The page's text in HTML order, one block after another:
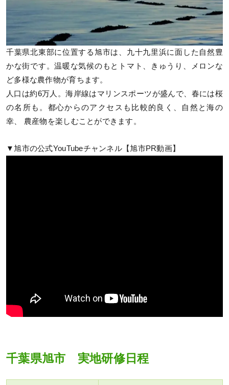
千葉県北東部に位置する旭市は、九十九里浜に面した自然豊
かな街です。温暖な気候のもとトマト、きゅうり、メロンな
ど多様な農作物が育ちます。
人口は約6万人。海岸線はマリンスポーツが盛んで、春には桜
の名所も。都心からのアクセスも比較的良く、自然と海の
幸、 農産物を楽しむことができます。
▼旭市の公式YouTubeチャンネル【旭市PR動画】
千葉県旭市 実地研修日程